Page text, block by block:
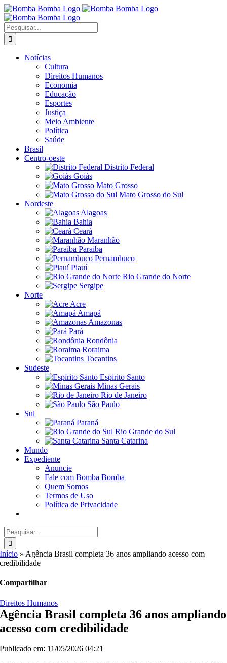
Ir
para
o
conteúdo
Buscar
resultados
para:
Notícias
Cultura
Direitos Humanos
Economia
Educação
Esportes
Justiça
Meio Ambiente
Política
Saúde
Brasil
Centro-oeste
Distrito Federal
Goiás
Mato Grosso
Mato Grosso do Sul
Nordeste
Alagoas
Bahia
Ceará
Maranhão
Paraíba
Pernambuco
Piauí
Rio Grande do Norte
Sergipe
Norte
Acre
Amapá
Amazonas
Pará
Rondônia
Roraima
Tocantins
Sudeste
Espírito Santo
Minas Gerais
Rio de Janeiro
São Paulo
Sul
Paraná
Rio Grande do Sul
Santa Catarina
Mundo
Expediente
Anuncie
Fale com Bomba Bomba
Quem Somos
Termos de Uso
Política de Privacidade
Buscar
resultados
para:
Início » Agência Brasil completa 36 anos ampliando acesso com
credibilidade
Compartilhar
Direitos Humanos
Agência Brasil completa 36 anos ampliando
acesso com credibilidade
Publicado em: 11/05/2026 04:21